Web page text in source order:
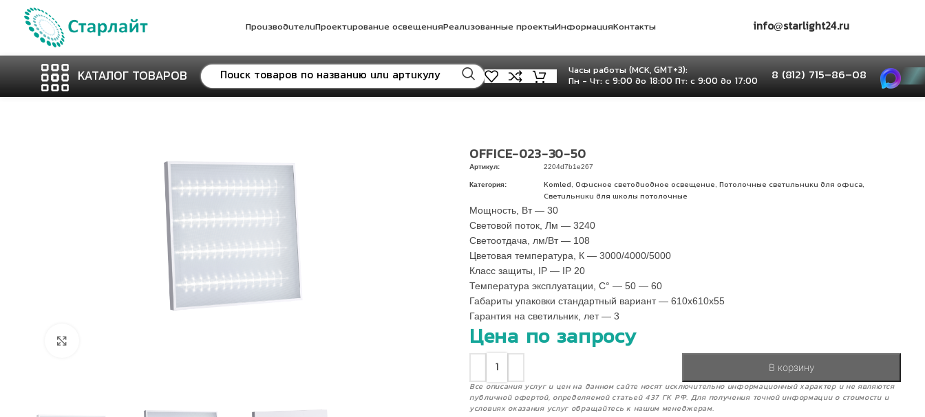
ПроизводителиПроектирование освещенияРеализованные проектыИнформацияКонтакты info@starlight24.ru
КАТАЛОГ ТОВАРОВ
Часы работы (МСК, GMT+3):
Пн - Чт: с 9:00 до 18:00 Пт: с 9:00 до 17:00
8 (812) 715–86–08
OFFICE-023-30-50
Артикул: 2204d7b1e267
Категория: Komled Офисное светодиодное освещение Потолочные светильники для офиса
Светильники для школы потолочные
Мощность, Вт — 30
Световой поток, Лм — 3240
Светоотдача, лм/Вт — 108
Цветовая температура, К — 3000/4000/5000
Класс защиты, IP — IP 20
Температура эксплуатации, С° — 50 — 60
Габариты упаковки стандартный вариант — 610х610х55
Гарантия на светильник, лет — 3
Цена по запросу
В корзину
Все описания услуг и цен на данном сайте носят исключительно информационный характер и не являются
публичной офертой, определяемой статьей 437 ГК РФ. Для получения точной информации о стоимости и
условиях оказания услуг обращайтесь к нашим менеджерам.